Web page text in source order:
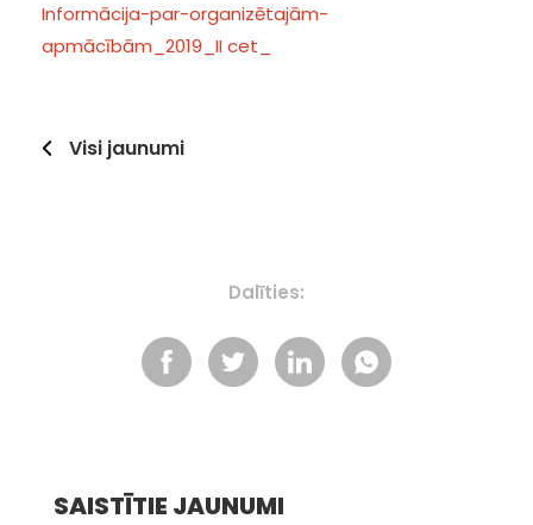
Informācija-par-organizētajām-
apmācībām_2019_II cet_
Visi jaunumi
Dalīties:
SAISTĪTIE JAUNUMI